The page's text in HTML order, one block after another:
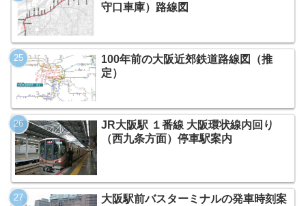
守口車庫）路線図
100年前の大阪近郊鉄道路線図（推
定）
JR大阪駅 １番線 大阪環状線内回り
（西九条方面）停車駅案内
大阪駅前バスターミナルの発車時刻案